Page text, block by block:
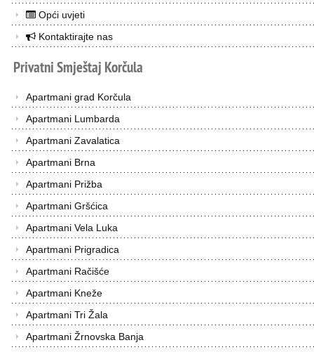
Opći uvjeti
Kontaktirajte nas
PrivatniSmještaj Korčula
Apartmani grad Korčula
Apartmani Lumbarda
Apartmani Zavalatica
Apartmani Brna
Apartmani Prižba
Apartmani Gršćica
Apartmani Vela Luka
Apartmani Prigradica
Apartmani Račišće
Apartmani Kneže
Apartmani Tri Žala
Apartmani Žrnovska Banja